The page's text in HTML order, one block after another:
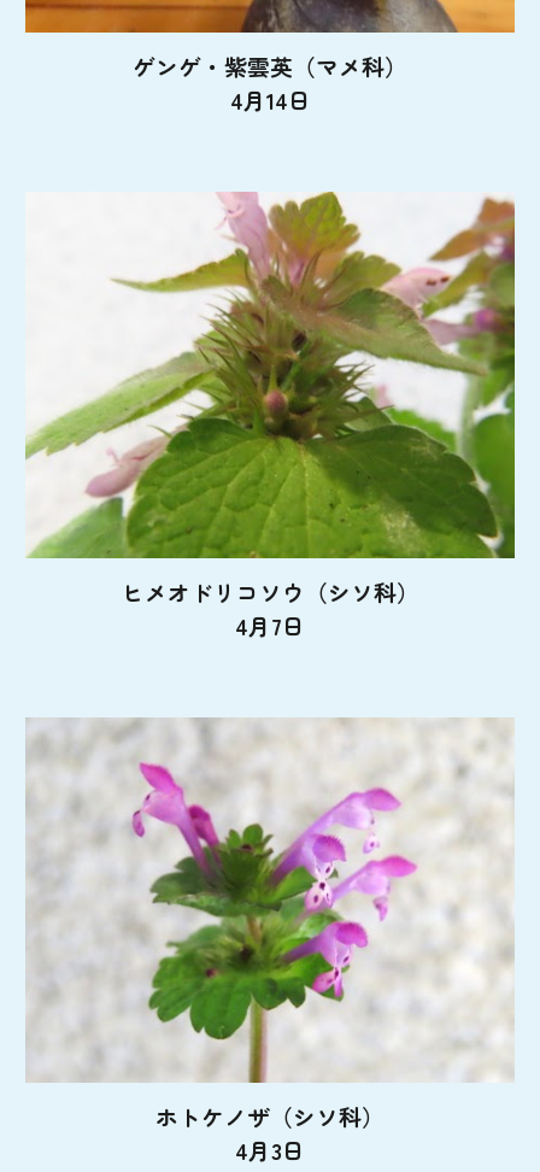
ゲンゲ・紫雲英（マメ科）
4月14日
ヒメオドリコソウ（シソ科）
4月7日
ホトケノザ（シソ科）
4月3日